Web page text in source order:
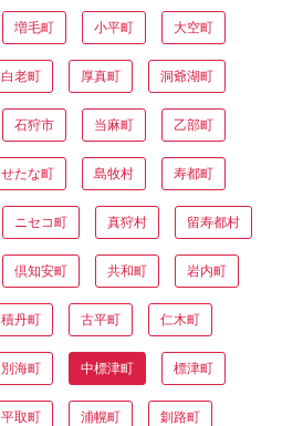
増毛町 小平町 大空町
白老町 厚真町 洞爺湖町
石狩市 当麻町 乙部町
せたな町 島牧村 寿都町
ニセコ町 真狩村 留寿都村
倶知安町 共和町 岩内町
積丹町 古平町 仁木町
別海町 中標津町 標津町
平取町 浦幌町 釧路町